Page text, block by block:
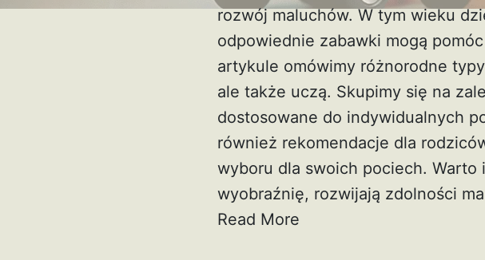
rozwój maluchów. W tym wieku
odpowiednie zabawki mogą
artykule omówimy różnorodne
ale także uczą. Skupimy się na
dostosowane do indywidualnych
również rekomendacje dla
wyboru dla swoich pociech.
wyobraźnię, rozwijają zdolności
Read More